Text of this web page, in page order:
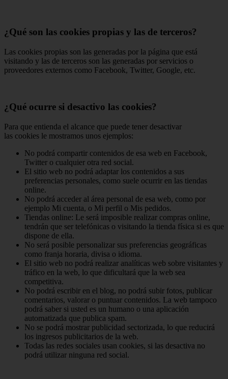
¿Qué son las cookies propias y las de terceros?
Las cookies propias son las generadas por la página que está
visitando y las de terceros son las generadas por servicios o
proveedores externos como Facebook, Twitter, Google, etc.
¿Qué ocurre si desactivo las cookies?
Para que entienda el alcance que puede tener desactivar
las cookies le mostramos unos ejemplos:
No podrá compartir contenidos de esa web en Facebook,
Twitter o cualquier otra red social.
El sitio web no podrá adaptar los contenidos a sus
preferencias personales, como suele ocurrir en las tiendas
online.
No podrá acceder al área personal de esa web, como por
ejemplo Mi cuenta, o Mi perfil o Mis pedidos.
Tiendas online: Le será imposible realizar compras online,
tendrán que ser telefónicas o visitando la tienda física si es que
dispone de ella.
No será posible personalizar sus preferencias geográficas
como franja horaria, divisa o idioma.
El sitio web no podrá realizar analíticas web sobre visitantes y
tráfico en la web, lo que dificultará que la web sea
competitiva.
No podrá escribir en el blog, no podrá subir fotos, publicar
comentarios, valorar o puntuar contenidos. La web tampoco
podrá saber si usted es un humano o una aplicación
automatizada que publica spam.
No se podrá mostrar publicidad sectorizada, lo que reducirá
los ingresos publicitarios de la web.
Todas las redes sociales usan cookies, si las desactiva no
podrá utilizar ninguna red social.